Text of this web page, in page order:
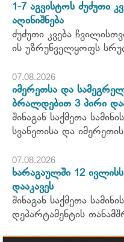
1-7 აგვისტოს ძუძუთი
აღინიშნება
ძუძუთი კვება
ის უზრუნველყოფს
07.08.2026
იმერეთსა და
ბრალდებით 3 პირი
შინაგან საქმეთა
სვანეთისა და
07.08.2026
ხარაგაულში 12
დააკავეს
შინაგან საქმეთა
დეპარტამენტის